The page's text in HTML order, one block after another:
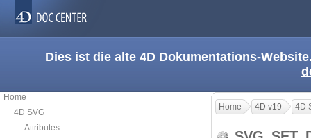
Dies ist die alte 4D Dokumentations-
Home
4D SVG
Attributes
Home 4D v19 4D